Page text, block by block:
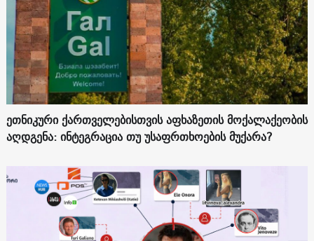
ეთნიკური ქართველებისთვის აფხაზეთის მოქალაქეობის
აღდგენა: ინტეგრაცია თუ უსაფრთხოების მუქარა?